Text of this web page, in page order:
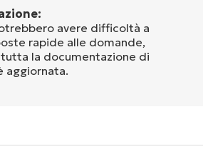
avere difficoltà a
rapide alle domande,
la documentazione di
aggiornata.